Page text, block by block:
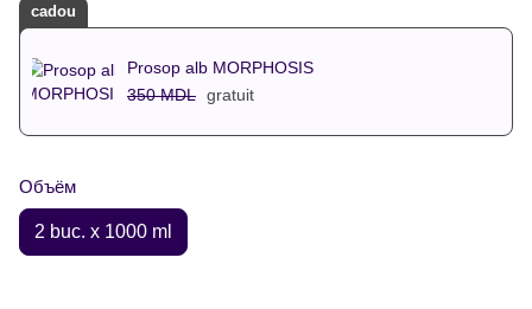
cadou
Prosop alb MORPHOSIS
350 MDL gratuit
Объём
2 buc. x 1000 ml